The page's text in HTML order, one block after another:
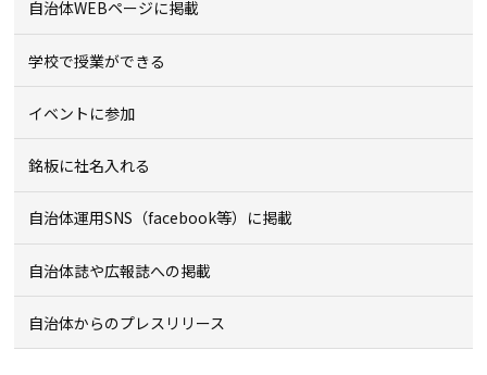
自治体WEBページに掲載
学校で授業ができる
イベントに参加
銘板に社名入れる
自治体運用SNS（facebook等）に掲載
自治体誌や広報誌への掲載
自治体からのプレスリリース